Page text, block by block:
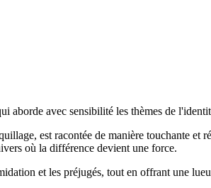
aborde avec sensibilité les thèmes de
est racontée de manière touchante et
où la différence devient une force.
et les préjugés, tout en offrant une